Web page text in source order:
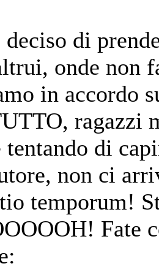
deciso di
onde non
in accordo
ragazzi
di
non ci
temporum!
Fate